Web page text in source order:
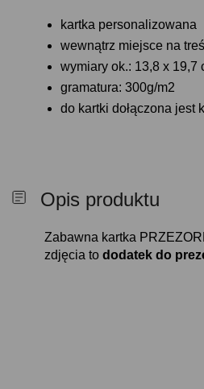
kartka personalizowana
wewnątrz miejsce na
wymiary ok.: 13,8 x 19,7
gramatura: 300g/m2
do kartki dołączona jest
Opis produktu
Zabawna kartka
zdjęcia to dodatek do